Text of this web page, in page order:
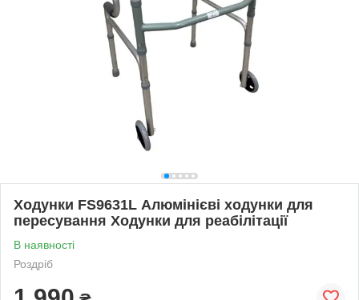
Ходунки FS9631L Алюмінієві ходунки для
пересування Ходунки для реабілітації
В наявності
Роздріб